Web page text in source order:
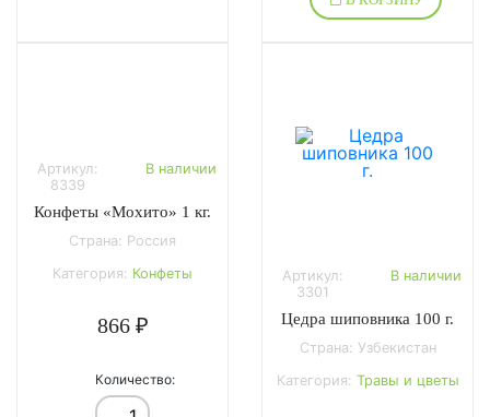
Артикул:
8339
В наличии
Конфеты «Мохито» 1 кг.
Страна: Россия
Категория: Конфеты
866 ₽
Количество:
Артикул:
3301
В наличии
Цедра шиповника 100 г.
Страна: Узбекистан
Категория: Травы и цветы